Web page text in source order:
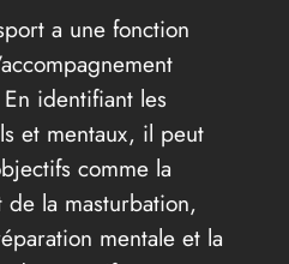
a une fonction
identifiant les
et mentaux, il peut
comme la
de la masturbation,
mentale et la